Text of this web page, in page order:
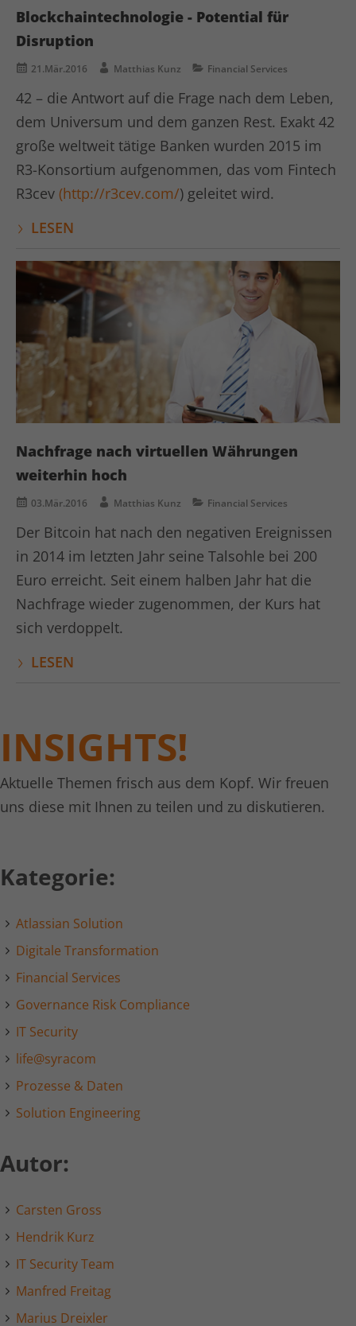
Blockchaintechnologie - Potential für
Disruption
21.Mär.2016 Matthias Kunz Financial Services
42 – die Antwort auf die Frage nach dem Leben,
dem Universum und dem ganzen Rest. Exakt 42
große weltweit tätige Banken wurden 2015 im
R3-Konsortium aufgenommen, das vom Fintech
R3cev (http://r3cev.com/) geleitet wird.
LESEN
Nachfrage nach virtuellen Währungen
weiterhin hoch
03.Mär.2016 Matthias Kunz Financial Services
Der Bitcoin hat nach den negativen Ereignissen
in 2014 im letzten Jahr seine Talsohle bei 200
Euro erreicht. Seit einem halben Jahr hat die
Nachfrage wieder zugenommen, der Kurs hat
sich verdoppelt.
LESEN
INSIGHTS!
Aktuelle Themen frisch aus dem Kopf. Wir freuen
uns diese mit Ihnen zu teilen und zu diskutieren.
Kategorie:
Atlassian Solution
Digitale Transformation
Financial Services
Governance Risk Compliance
IT Security
life@syracom
Prozesse & Daten
Solution Engineering
Autor:
Carsten Gross
Hendrik Kurz
IT Security Team
Manfred Freitag
Marius Dreixler
Zweck
Namen die eindeutige
Identitätsnummer des Kontos oder der
bezieht. Es scheint eine Variation des
wird, um die von Google auf Websites
mit hohem Traffic-Aufkommen
aufgezeichnete Datenmenge zu
begrenzen.
Name _gat UA-16680190-1
Anbieter
Laufzeit 1 Minute
Zweck
Dies ist ein von Google Analytics
gesetztes Cookie vom Mustertyp, bei
dem das Musterelement auf dem
Namen die eindeutige
Identitätsnummer des Kontos oder der
Website enthält, auf das es sich
bezieht. Es scheint eine Variation des
_gat-Cookies zu sein, das verwendet
wird, um die von Google auf Websites
mit hohem Traffic-Aufkommen
aufgezeichnete Datenmenge zu
Anbieter LinkedIn
Laufzeit 1 Jahr
Zweck
Name li_gc
Laufzeit 6 Monate
Verwendung von Cookies für nicht
wesentliche Zwecke zu speichern.
Anbieter LinkedIn
Laufzeit 1 Tag
Zweck
Anbieter
statistische Daten verwendet.
Name